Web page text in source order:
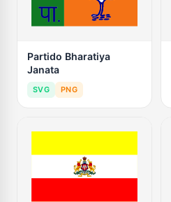
Partido Bharatiya
Janata
SVG PNG